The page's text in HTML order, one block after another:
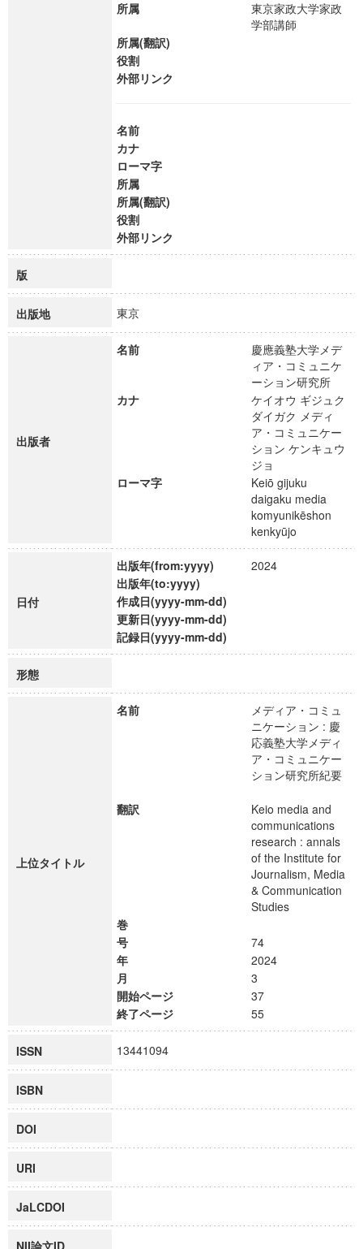
所属
東京家政大学家政
学部講師
所属(翻訳)
役割
外部リンク
名前
カナ
ローマ字
所属
所属(翻訳)
役割
外部リンク
版
出版地 東京
出版者
名前
慶應義塾大学メデ
ィア・コミュニケ
ーション研究所
カナ
ケイオウ ギジュク
ダイガク メディ
ア・コミュニケー
ション ケンキュウ
ジョ
ローマ字
Keiō gijuku
daigaku media
komyunikēshon
kenkyūjo
日付
出版年(from:yyyy)
2024
出版年(to:yyyy)
作成日(yyyy-mm-dd)
更新日(yyyy-mm-dd)
記録日(yyyy-mm-dd)
形態
上位タイトル
名前
メディア・コミュ
ニケーション : 慶
応義塾大学メディ
ア・コミュニケー
ション研究所紀要
翻訳
Keio media and
communications
research : annals
of the Institute for
Journalism, Media
& Communication
Studies
巻
号
74
年
2024
月
3
開始ページ
37
終了ページ
55
ISSN 13441094
ISBN
DOI
URI
JaLCDOI
NII論文ID